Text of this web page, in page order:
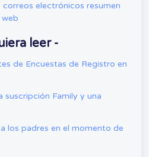
electrónicos resumen
leer -
de Encuestas de Registro en
suscripción Family y una
los padres en el momento de